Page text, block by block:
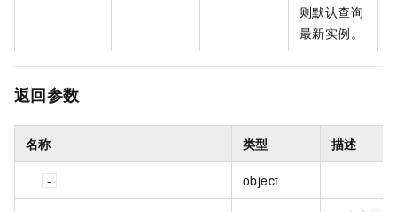
则默认查询
最新实例。
返回参数
名称 类型 描述
object